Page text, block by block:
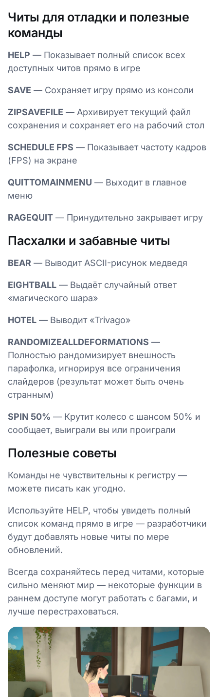
Читы для отладки и полезные
команды
HELP — Показывает полный список всех
доступных читов прямо в игре
SAVE — Сохраняет игру прямо из консоли
ZIPSAVEFILE — Архивирует текущий файл
сохранения и сохраняет его на рабочий стол
SCHEDULE FPS — Показывает частоту кадров
(FPS) на экране
QUITTOMAINMENU — Выходит в главное
меню
RAGEQUIT — Принудительно закрывает игру
Пасхалки и забавные читы
BEAR — Выводит ASCII-рисунок медведя
EIGHTBALL — Выдаёт случайный ответ
«магического шара»
HOTEL — Выводит «Trivago»
RANDOMIZEALLDEFORMATIONS —
Полностью рандомизирует внешность
парафолка, игнорируя все ограничения
слайдеров (результат может быть очень
странным)
SPIN 50% — Крутит колесо с шансом 50% и
сообщает, выиграли вы или проиграли
Полезные советы
Команды не чувствительны к регистру —
можете писать как угодно.
Используйте HELP, чтобы увидеть полный
список команд прямо в игре — разработчики
будут добавлять новые читы по мере
обновлений.
Всегда сохраняйтесь перед читами, которые
сильно меняют мир — некоторые функции в
раннем доступе могут работать с багами, и
лучше перестраховаться.